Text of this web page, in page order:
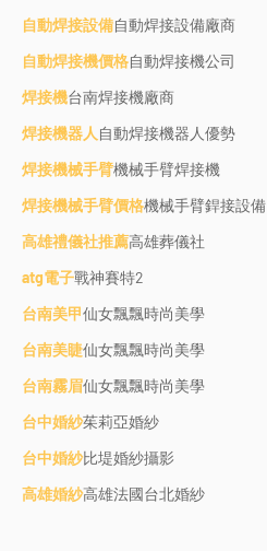
自動焊接設備自動焊接設備廠商
自動焊接機價格自動焊接機公司
焊接機台南焊接機廠商
焊接機器人 自動焊接機器人優勢
焊接機械手臂機械手臂焊接機
焊接機械手臂價格機械手臂銲接設備
高雄禮儀社推薦高雄葬儀社
atg電子戰神賽特2
台南美甲仙女飄飄時尚美學
台南美睫仙女飄飄時尚美學
台南霧眉仙女飄飄時尚美學
台中婚紗茱莉亞婚紗
台中婚紗比堤婚紗攝影
高雄婚紗高雄法國台北婚紗